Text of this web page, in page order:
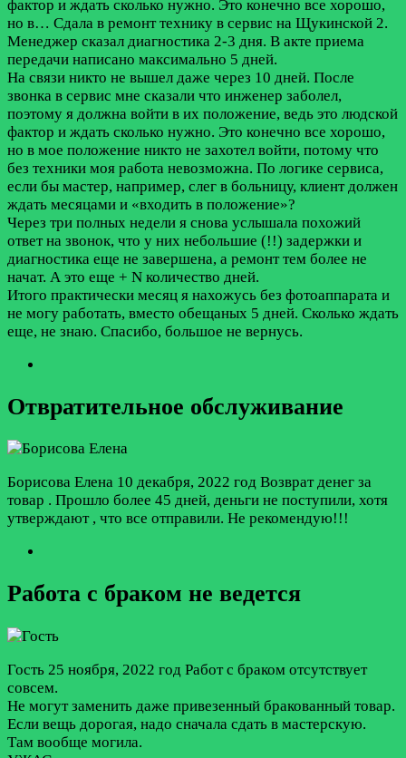
фактор и ждать сколько нужно. Это конечно все хорошо,
но в… Сдала в ремонт технику в сервис на Щукинской 2.
Менеджер сказал диагностика 2-3 дня. В акте приема
передачи написано максимально 5 дней.
На связи никто не вышел даже через 10 дней. После
звонка в сервис мне сказали что инженер заболел,
поэтому я должна войти в их положение, ведь это людской
фактор и ждать сколько нужно. Это конечно все хорошо,
но в мое положение никто не захотел войти, потому что
без техники моя работа невозможна. По логике сервиса,
если бы мастер, например, слег в больницу, клиент должен
ждать месяцами и «входить в положение»?
Через три полных недели я снова услышала похожий
ответ на звонок, что у них небольшие (!!) задержки и
диагностика еще не завершена, а ремонт тем более не
начат. А это еще + N количество дней.
Итого практически месяц я нахожусь без фотоаппарата и
не могу работать, вместо обещаных 5 дней. Сколько ждать
еще, не знаю. Спасибо, большое не вернусь.
Отвратительное обслуживание
Борисова Елена 10 декабря, 2022 год Возврат денег за
товар . Прошло более 45 дней, деньги не поступили, хотя
утверждают , что все отправили. Не рекомендую!!!
Работа с браком не ведется
Гость 25 ноября, 2022 год Работ с браком отсутствует
совсем.
Не могут заменить даже привезенный бракованный товар.
Если вещь дорогая, надо сначала сдать в мастерскую.
Там вообще могила.